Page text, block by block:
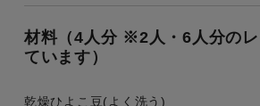
材料（4人分 ※2人・6人分の
ています）
乾燥ひよこ豆(よく洗う)